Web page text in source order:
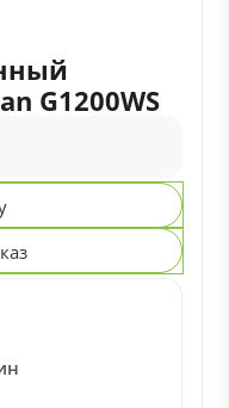
G1200WS